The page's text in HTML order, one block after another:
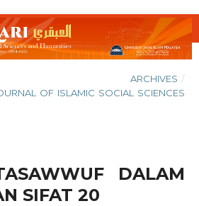
ARCHIVES /
OF ISLAMIC SOCIAL SCIENCES
DALAM
SIFAT 20